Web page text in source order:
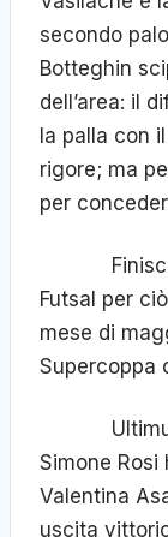
secondo
Botteghin
dell’area: il
la palla con
rigore; ma
per
Finisce
Futsal per
mese di
Supercoppa
Ultimum
Simone
Valentina
uscita